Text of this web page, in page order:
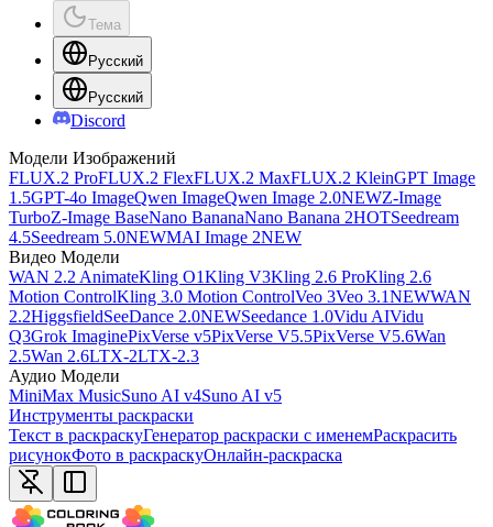
Тема
Русский
Русский
Discord
Модели Изображений
FLUX.2 ProFLUX.2 FlexFLUX.2 MaxFLUX.2 KleinGPT Image
1.5GPT-4o ImageQwen ImageQwen Image 2.0NEWZ-Image
TurboZ-Image BaseNano BananaNano Banana 2HOTSeedream
4.5Seedream 5.0NEWMAI Image 2NEW
Видео Модели
WAN 2.2 AnimateKling O1Kling V3Kling 2.6 ProKling 2.6
Motion ControlKling 3.0 Motion ControlVeo 3Veo 3.1NEWWAN
2.2HiggsfieldSeeDance 2.0NEWSeedance 1.0Vidu AIVidu
Q3Grok ImaginePixVerse v5PixVerse V5.5PixVerse V5.6Wan
2.5Wan 2.6LTX-2LTX-2.3
Аудио Модели
MiniMax MusicSuno AI v4Suno AI v5
Инструменты раскраски
Текст в раскраскуГенератор раскраски с именемРаскрасить
рисунокФото в раскраскуОнлайн-раскраска